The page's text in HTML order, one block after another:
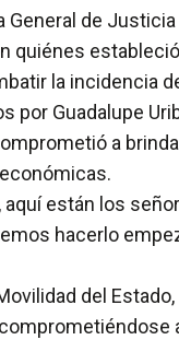
General de
la incidencia
Guadalupe
a
están los
hacerlo
del